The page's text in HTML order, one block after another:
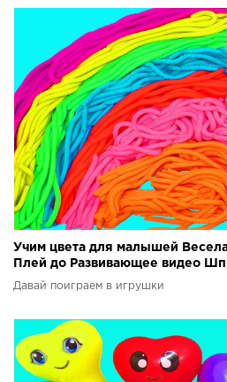
Учим цвета для малышей
Плей до Развивающее видео
Давай поиграем в игрушки